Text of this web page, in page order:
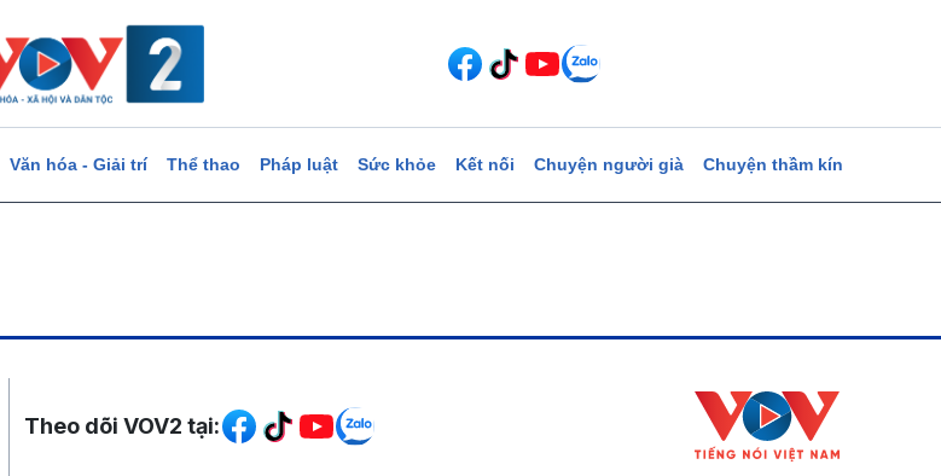
Văn hóa - Giải trí Thể thao Pháp luật Sức khỏe Kết nối Chuyện người già Chuyện thầm kín
Mạng xã hội
Theo dõi VOV2 tại: